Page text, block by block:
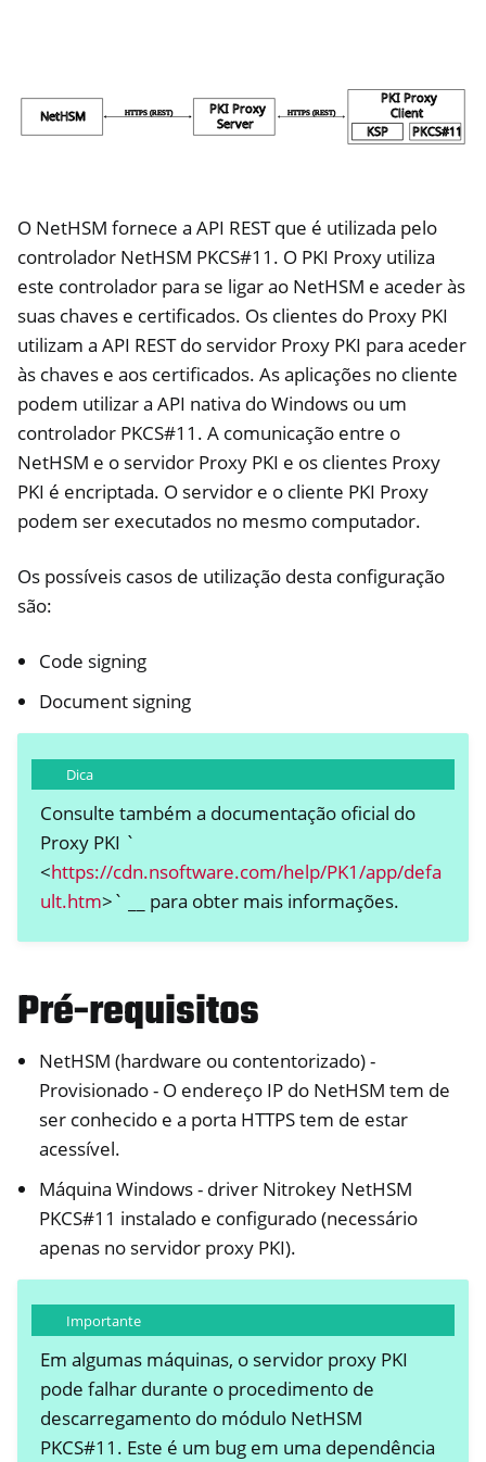
navigation of NitroWall
O NetHSM fornece a API REST que é utilizada pelo
controlador NetHSM PKCS#11. O PKI Proxy utiliza
este controlador para se ligar ao NetHSM e aceder às
suas chaves e certificados. Os clientes do Proxy PKI
utilizam a API REST do servidor Proxy PKI para aceder
às chaves e aos certificados. As aplicações no cliente
podem utilizar a API nativa do Windows ou um
controlador PKCS#11. A comunicação entre o
NetHSM e o servidor Proxy PKI e os clientes Proxy
PKI é encriptada. O servidor e o cliente PKI Proxy
podem ser executados no mesmo computador.
Os possíveis casos de utilização desta configuração
são:
Code signing
Document signing
Dica
Consulte também a documentação oficial do
Proxy PKI `
<https://cdn.nsoftware.com/help/PK1/app/defa
ult.htm>` __ para obter mais informações.
Pré-requisitos
NetHSM (hardware ou contentorizado) -
Provisionado - O endereço IP do NetHSM tem de
ser conhecido e a porta HTTPS tem de estar
acessível.
Máquina Windows - driver Nitrokey NetHSM
PKCS#11 instalado e configurado (necessário
apenas no servidor proxy PKI).
Importante
Em algumas máquinas, o servidor proxy PKI
pode falhar durante o procedimento de
descarregamento do módulo NetHSM
PKCS#11. Este é um bug em uma dependência